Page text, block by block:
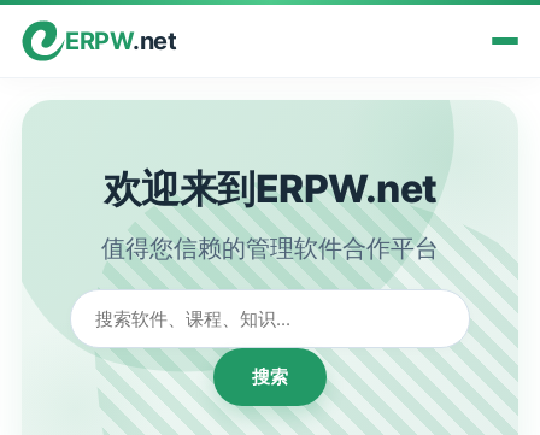
ERPW.net
欢迎来到ERPW.net
值得您信赖的管理软件合作平台
搜索